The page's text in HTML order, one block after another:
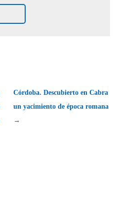
Córdoba. Descubierto en Cabra
un yacimiento de época romana
→